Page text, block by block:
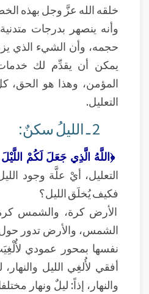
خلقه الله عزَّ وجل بهذه
وأنه ينصهر بدرجات
حجمه، وأن الشيء الذي
يمكن أن يقدِّم لك
المؤمن، وهذا هو الحق،
التعليل.
2 ـ الليلُ سكنٌ:
﴿اللَّهُ الَّذِي جَعَلَ لَكُمْ
التعليل، أيْ علَّة وجود
فكيف يُخلَق الليل؟
الأرض كرة، والشمس
الشمس، والأرض تدور
نفسها بمحور عمودي
أفقي لأُلغِي الليل
والنهار، إذاً: ليلٌ ونهار